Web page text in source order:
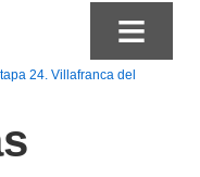
≡
24. Villafranca del